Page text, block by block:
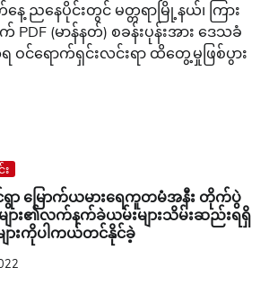
ညနေပိုင်းတွင် မတ္တရာမြို့နယ်၊ ကြား
PDF (မာန်နတ်) စခန်းပုန်းအား ဒေသခံ
ဝင်ရောက်ရှင်းလင်းရာ ထိတွေ့မှုဖြစ်ပွား
ာ မြောက်ယမားရေကူတမံအနီး တိုက်ပွဲ
များ၏လက်နက်ခဲယမ်းများသိမ်းဆည်းရရှိ
ျားကိုပါကယ်တင်နိုင်ခဲ့